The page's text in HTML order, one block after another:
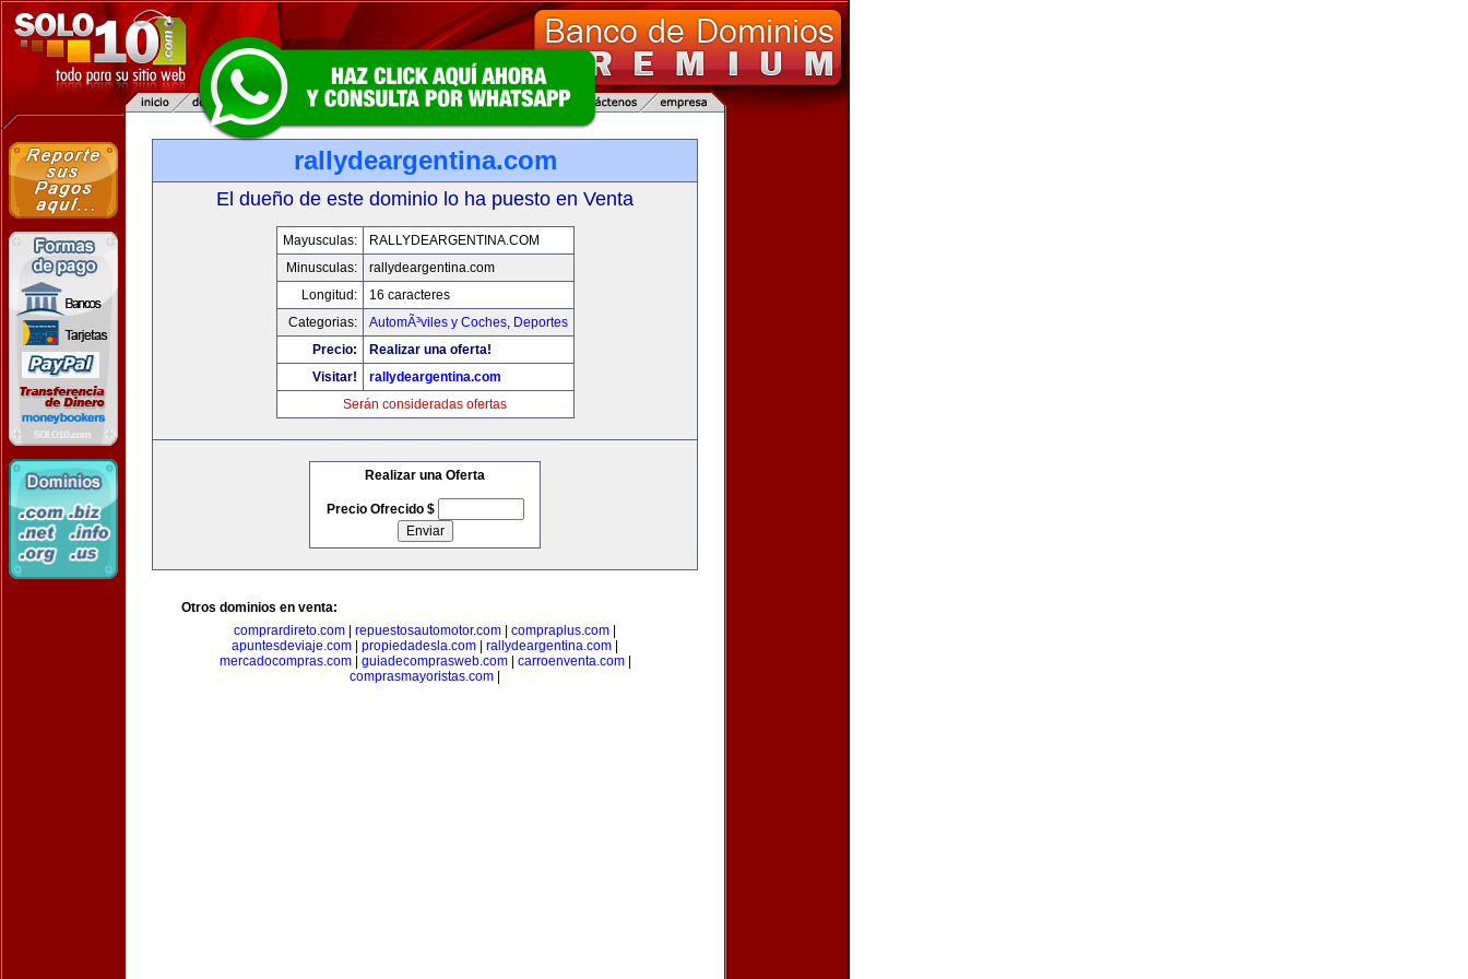
rallydeargentina.com
El dueño de este dominio lo ha puesto en Venta
Mayusculas:
RALLYDEARGENTINA.COM
Minusculas:
rallydeargentina.com
Longitud:
16 caracteres
Categorias:
AutomÃ³viles y Coches, Deportes
Precio:
Realizar una oferta!
Visitar!
rallydeargentina.com
Serán consideradas ofertas
Realizar una Oferta
Precio Ofrecido $
Otros dominios en venta:
comprardireto.com
repuestosautomotor.com compraplus.com
apuntesdeviaje.com
propiedadesla.com rallydeargentina.com
mercadocompras.com| guiadecomprasweb.com| carroenventa.com|
comprasmayoristas.com